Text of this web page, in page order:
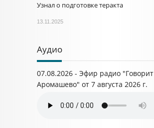
Узнал о подготовке теракта
13.11.2025
Аудио
07.08.2026 - Эфир радио "Говорит
Аромашево" от 7 августа 2026 г.